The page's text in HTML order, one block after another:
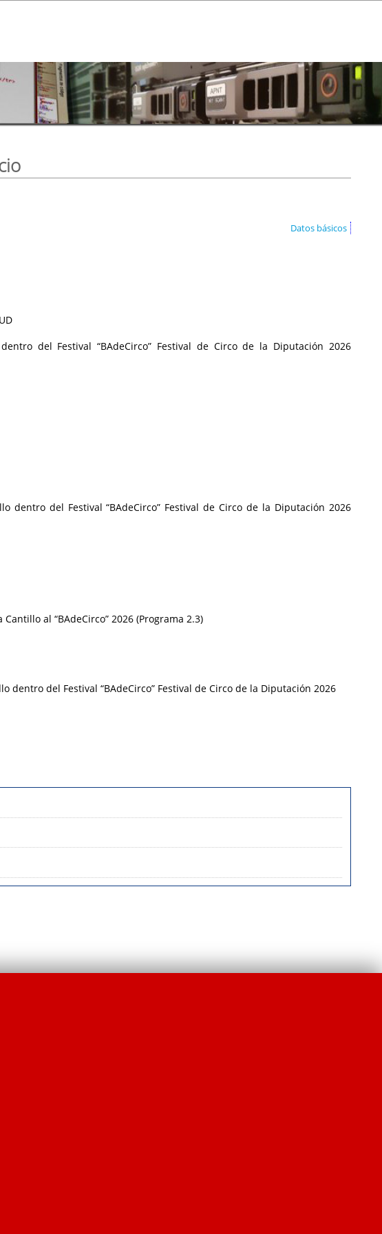
Datos básicos
del Festival “BAdeCirco” Festival de Circo de la Diputación 2026
dentro del Festival “BAdeCirco” Festival de Circo de la Diputación 2026
al “BAdeCirco” 2026 (Programa 2.3)
dentro del Festival “BAdeCirco” Festival de Circo de la Diputación 2026